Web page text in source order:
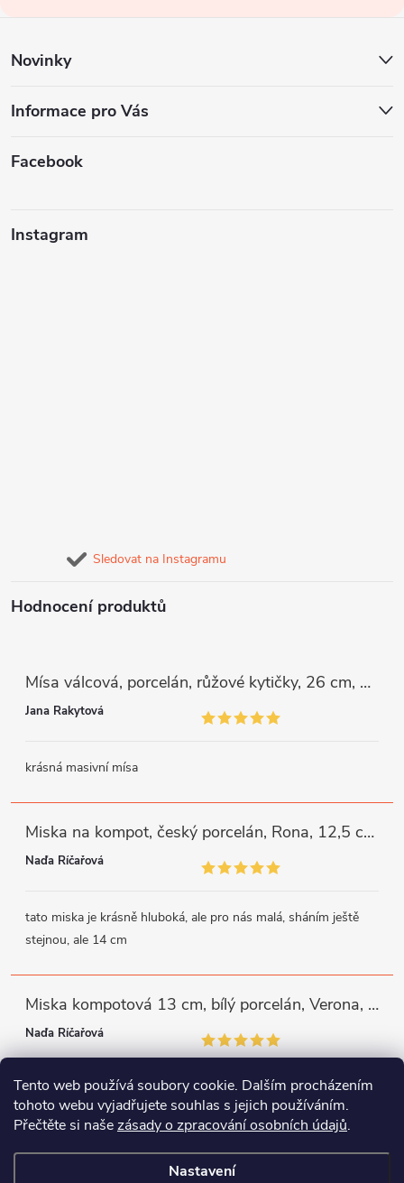
Tento web používá soubory cookie. Dalším procházením
tohoto webu vyjadřujete souhlas s jejich používáním.
Přečtěte si našezásady o zpracování osobních údajů.
Nastavení
í
Novinky
Informace pro Vás
Facebook
Instagram
Sledovat na Instagramu
Hodnocení produktů
Mísa válcová, porcelán, růžové kytičky, 26 cm, G. Benedikt
Jana Rakytová
krásná masivní mísa
Miska na kompot, český porcelán, Rona, 12,5 cm, bílý, G. Benedikt
Naďa Říčařová
tato miska je krásně hluboká, ale pro nás malá, sháním ještě
stejnou, ale 14 cm
Miska kompotová 13 cm, bílý porcelán, Verona, G. Benedikt
Naďa Říčařová
miska je trochu mělká, ale využiji